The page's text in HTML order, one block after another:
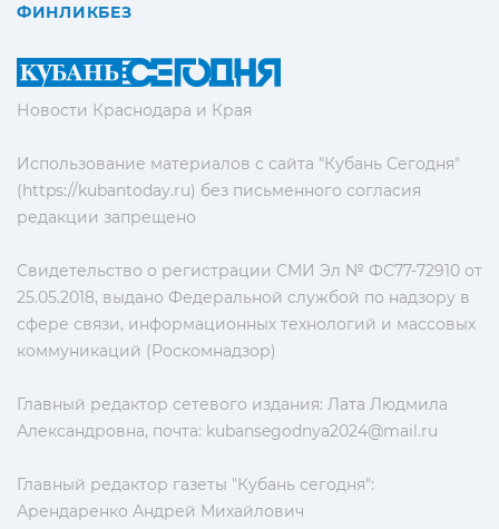
Новости Краснодара и Края
Использование материалов с сайта "Кубань Сегодня"
(https://kubantoday.ru) без письменного согласия
редакции запрещено
Свидетельство о регистрации СМИ Эл № ФС77-72910 от
25.05.2018, выдано Федеральной службой по надзору в
сфере связи, информационных технологий и массовых
коммуникаций (Роскомнадзор)
Главный редактор сетевого издания: Лата Людмила
Александровна, почта: kubansegodnya2024@mail.ru
Главный редактор газеты "Кубань сегодня":
Арендаренко Андрей Михайлович
ФИНЛИКБЕЗ